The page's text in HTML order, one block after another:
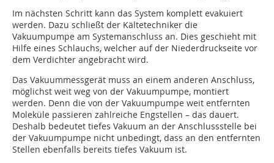
Im nächsten Schritt kann das System komplett evakuiert
werden. Dazu schließt der Kältetechniker die
Vakuumpumpe am Systemanschluss an. Dies geschieht mit
Hilfe eines Schlauchs, welcher auf der Niederdruckseite vor
dem Verdichter angebracht wird.
Das Vakuummessgerät muss an einem anderen Anschluss,
möglichst weit weg von der Vakuumpumpe, montiert
werden. Denn die von der Vakuumpumpe weit entfernten
Moleküle passieren zahlreiche Engstellen – das dauert.
Deshalb bedeutet tiefes Vakuum an der Anschlussstelle bei
der Vakuumpumpe nicht unbedingt, dass an den entfernten
Stellen ebenfalls bereits tiefes Vakuum ist.